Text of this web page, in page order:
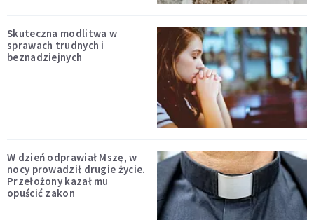
Skuteczna modlitwa w
sprawach trudnych i
beznadziejnych
W dzień odprawiał Mszę, w
nocy prowadził drugie życie.
Przełożony kazał mu
opuścić zakon